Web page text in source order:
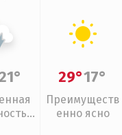
29°17°
Преимуществ
енно ясно